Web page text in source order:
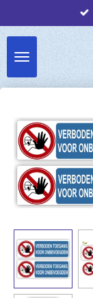
direct
de
hoofdinhoud